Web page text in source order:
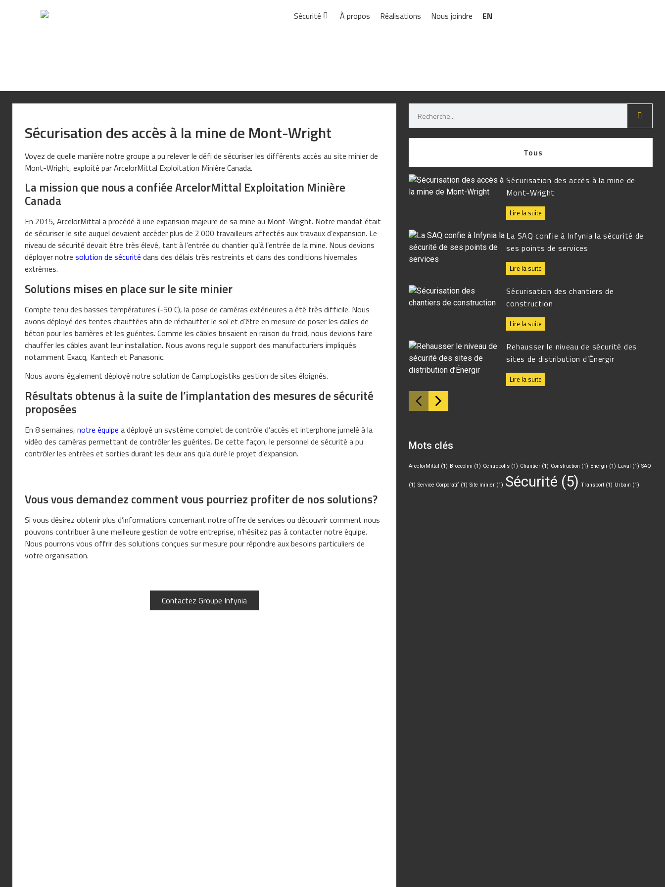
Sécurité À propos Réalisations Nous joindre EN
Sécurisation des accès à la mine de Mont-Wright
Voyez de quelle manière notre groupe a pu relever le défi de sécuriser les différents accès au site minier de
Mont-Wright, exploité par ArcelorMittal Exploitation Minière Canada.
La mission que nous a confiée ArcelorMittal Exploitation Minière
Canada
En 2015, ArcelorMittal a procédé à une expansion majeure de sa mine au Mont-Wright. Notre mandat était
de sécuriser le site auquel devaient accéder plus de 2 000 travailleurs affectés aux travaux d’expansion. Le
niveau de sécurité devait être très élevé, tant à l’entrée du chantier qu’à l’entrée de la mine. Nous devions
déployer notre solution de sécurité dans des délais très restreints et dans des conditions hivernales
extrêmes.
Solutions mises en place sur le site minier
Compte tenu des basses températures (-50 C), la pose de caméras extérieures a été très difficile. Nous
avons déployé des tentes chauffées afin de réchauffer le sol et d’être en mesure de poser les dalles de
béton pour les barrières et les guérites. Comme les câbles brisaient en raison du froid, nous devions faire
chauffer les câbles avant leur installation. Nous avons reçu le support des manufacturiers impliqués
notamment Exacq, Kantech et Panasonic.
Nous avons également déployé notre solution de CampLogistiks gestion de sites éloignés.
Résultats obtenus à la suite de l’implantation des mesures de sécurité
proposées
En 8 semaines, notre équipe a déployé un système complet de contrôle d’accès et interphone jumelé à la
vidéo des caméras permettant de contrôler les guérites. De cette façon, le personnel de sécurité a pu
contrôler les entrées et sorties durant les deux ans qu’a duré le projet d’expansion.
Vous vous demandez comment vous pourriez profiter de nos solutions?
Si vous désirez obtenir plus d’informations concernant notre offre de services ou découvrir comment nous
pouvons contribuer à une meilleure gestion de votre entreprise, n’hésitez pas à contacter notre équipe.
Nous pourrons vous offrir des solutions conçues sur mesure pour répondre aux besoins particuliers de
votre organisation.
Contactez Groupe Infynia
Tous
Sécurisation des accès à la mine de
Mont-Wright
Lire la suite
La SAQ confie à Infynia la sécurité de
ses points de services
Lire la suite
Sécurisation des chantiers de
construction
Lire la suite
Rehausser le niveau de sécurité des
sites de distribution d’Énergir
Lire la suite
Mots clés
ArcelorMittal (1) Broccolini (1) Centropolis (1) Chantier (1) Construction (1) Energir (1) Laval (1) SAQ
(1) Service Corporatif (1) Site minier (1) Sécurité (5) Transport (1) Urbain (1)